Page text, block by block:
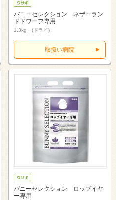
バニーセレクション ネザーラン
ドドワーフ専用
1.3kg (ドライ)
取扱い病院
バニーセレクション ロップイヤ
ー専用